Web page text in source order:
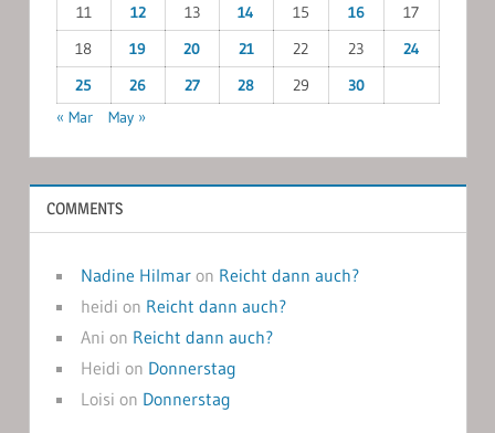
11
12 13 14 15 16
17
18
19 20 21 22 23
24
25
26 27 28 29
30
« Mar
May »
COMMENTS
Nadine Hilmaron Reicht dann auch?
heidi on Reicht dann auch?
Ani on Reicht dann auch?
Heidi on Donnerstag
Loisi on Donnerstag